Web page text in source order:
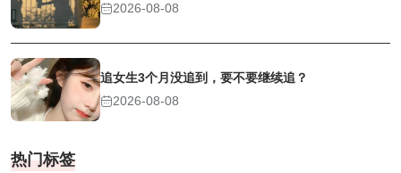
2026-08-08
追女生3个月没追到，要不要继续追？
2026-08-08
热门标签